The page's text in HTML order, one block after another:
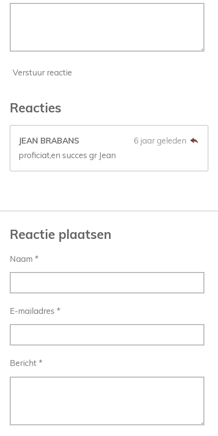
Verstuur reactie
Reacties
JEAN BRABANS
6 jaar geleden
proficiat,en succes gr Jean
Reactie plaatsen
Naam *
E-mailadres *
Bericht *